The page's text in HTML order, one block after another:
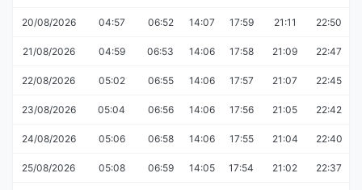
20/08/2026 04:57 06:52 14:07 17:59 21:11 22:50
21/08/2026 04:59 06:53 14:06 17:58 21:09 22:47
22/08/2026 05:02 06:55 14:06 17:57 21:07 22:45
23/08/2026 05:04 06:56 14:06 17:56 21:05 22:42
24/08/2026 05:06 06:58 14:06 17:55 21:04 22:40
25/08/2026 05:08 06:59 14:05 17:54 21:02 22:37